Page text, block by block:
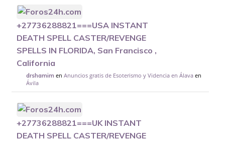
+27736288821===USA INSTANT
DEATH SPELL CASTER/REVENGE
SPELLS IN FLORIDA, San Francisco ,
California
drshamim enAnuncios gratis de Esoterismo y Videncia en Álava en
Ávila
+27736288821===UK INSTANT
DEATH SPELL CASTER/REVENGE